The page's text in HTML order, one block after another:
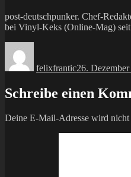
post-deutschpunker. Chef-
bei Vinyl-Keks (Online-Mag)
felixfrantic26.
Schreibe einen
Deine E-Mail-Adresse wird